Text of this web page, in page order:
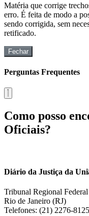
Matéria que corrige
erro. É feita de modo a
sendo corrigida, sem
retificado.
Fechar
Perguntas Frequentes
Como posso
Oficiais?
Diário da Justiça da
Tribunal Regional
Rio de Janeiro (RJ)
Telefones: (21) 2276-